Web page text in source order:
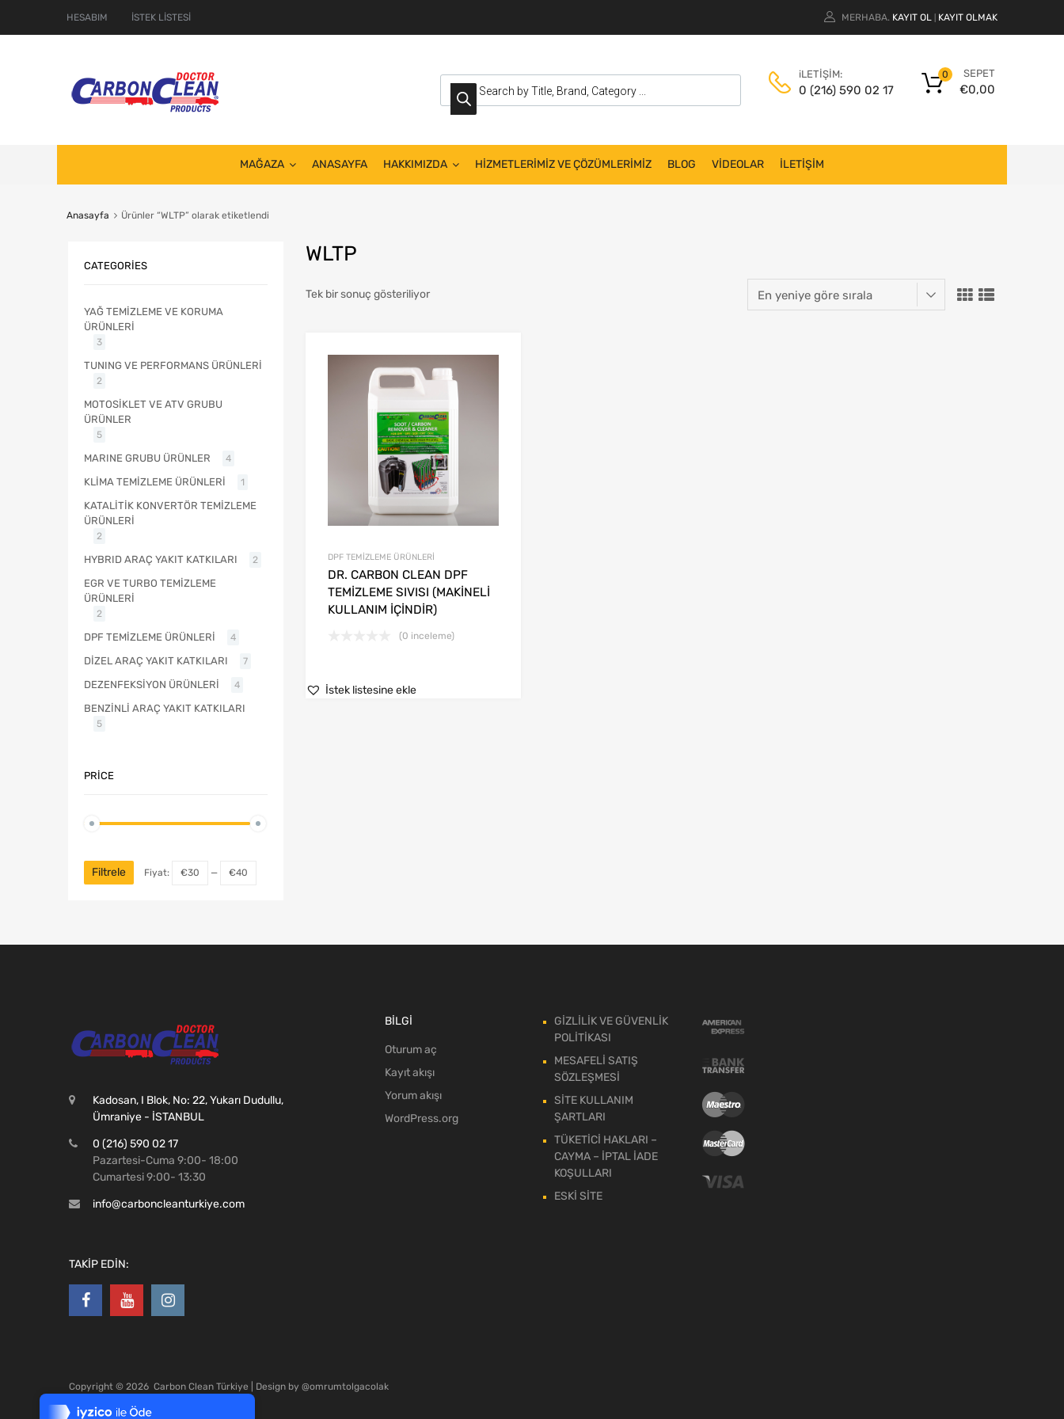
7/24 Canlı Destek
HESABIM İSTEK LİSTESİ MERHABA. KAYIT OL KAYIT OLMAK
iLETİŞİM:
0 (216) 590 02 17
SEPET
€0,00
0
MAĞAZA ANASAYFA HAKKIMIZDA HİZMETLERİMİZ VE ÇÖZÜMLERİMİZ BLOG VİDEOLAR İLETİŞİM
Anasayfa Ürünler “WLTP” olarak etiketlendi
WLTP
Tek bir sonuç gösteriliyor
DPF TEMİZLEME ÜRÜNLERİ
DR. CARBON CLEAN DPF
TEMİZLEME SIVISI (MAKİNELİ
KULLANIM İÇİNDİR)
(0 inceleme)
İstek listesine ekle
CATEGORIES
YAĞ TEMİZLEME VE KORUMA
ÜRÜNLERİ
3
TUNING VE PERFORMANS ÜRÜNLERİ
2
MOTOSİKLET VE ATV GRUBU
ÜRÜNLER
5
MARINE GRUBU ÜRÜNLER 4
KLİMA TEMİZLEME ÜRÜNLERİ 1
KATALİTİK KONVERTÖR TEMİZLEME
ÜRÜNLERİ
2
HYBRID ARAÇ YAKIT KATKILARI 2
EGR VE TURBO TEMİZLEME
ÜRÜNLERİ
2
DPF TEMİZLEME ÜRÜNLERİ 4
DİZEL ARAÇ YAKIT KATKILARI 7
DEZENFEKSİYON ÜRÜNLERİ 4
BENZİNLİ ARAÇ YAKIT KATKILARI
5
PRICE
Filtrele Fiyat: €30 — €40
Kadosan, I Blok, No: 22, Yukarı Dudullu,
Ümraniye - İSTANBUL
0 (216) 590 02 17
Pazartesi-Cuma 9:00- 18:00
Cumartesi 9:00- 13:30
info@carboncleanturkiye.com
TAKİP EDİN:
BİLGİ
Oturum aç
Kayıt akışı
Yorum akışı
WordPress.org
GİZLİLİK VE GÜVENLİK
POLİTİKASI
MESAFELİ SATIŞ
SÖZLEŞMESİ
SİTE KULLANIM
ŞARTLARI
TÜKETİCİ HAKLARI –
CAYMA – İPTAL İADE
KOŞULLARI
ESKİ SİTE
Copyright © 2026 Carbon Clean Türkiye | Design by @omrumtolgacolak